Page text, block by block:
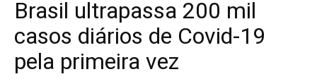
Brasil ultrapassa 200 mil
casos diários de Covid-19
pela primeira vez